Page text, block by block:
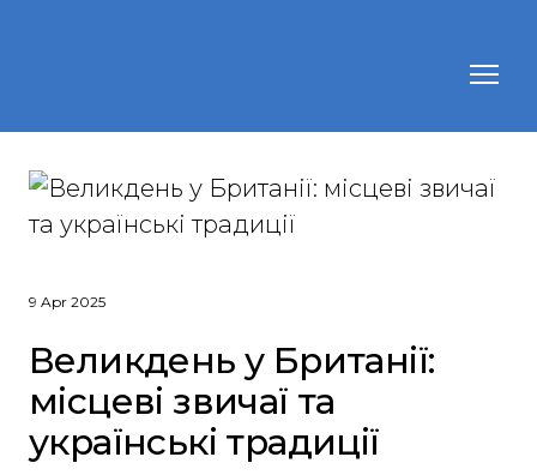
9 Apr 2025
Великдень у Британії:
місцеві звичаї та
українські традиції